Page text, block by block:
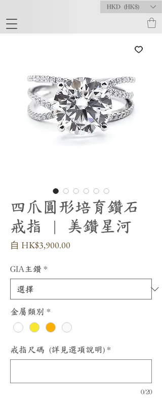
HKD (HK$)
四爪圓形培育鑽石
戒指 | 美鑽星河
自 HK$3,900.00促
格
GIA主鑽 *
金屬類別 *
戒指尺碼 (詳見選項說明) *
0/20